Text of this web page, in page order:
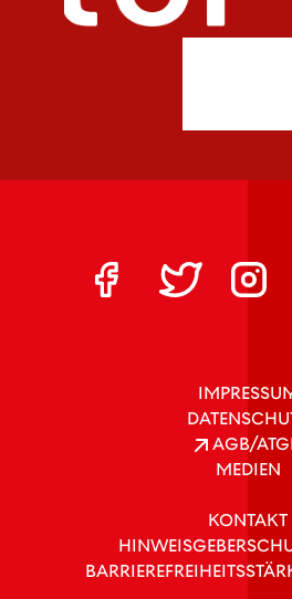
AGB/
MEDIEN
KONTAKT